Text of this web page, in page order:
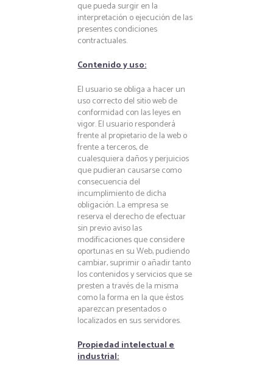
que pueda surgir en la
interpretación o ejecución de las
presentes condiciones
contractuales.
Contenido y uso:
El usuario se obliga a hacer un
uso correcto del sitio web de
conformidad con las leyes en
vigor. El usuario responderá
frente al propietario de la web o
frente a terceros, de
cualesquiera daños y perjuicios
que pudieran causarse como
consecuencia del
incumplimiento de dicha
obligación. La empresa se
reserva el derecho de efectuar
sin previo aviso las
modificaciones que considere
oportunas en su Web, pudiendo
cambiar, suprimir o añadir tanto
los contenidos y servicios que se
presten a través de la misma
como la forma en la que éstos
aparezcan presentados o
localizados en sus servidores.
Propiedad intelectual e
industrial: